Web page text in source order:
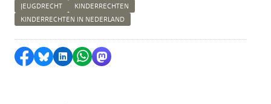
JEUGDRECHT
KINDERRECHTEN
KINDERRECHTEN IN NEDERLAND
Delen op Facebook
Delen via Bluesky
Delen op LinkedIn
Delen via WhatsApp
Delen via Mastodon